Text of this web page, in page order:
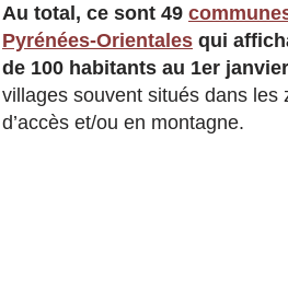
Au total, ce sont 49
Pyrénées-Orientales qui
de 100 habitants au 1er
villages souvent situés dans les
d’accès et/ou en montagne.